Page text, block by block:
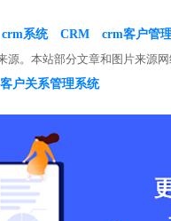
crm系统 CRM
crm客户管
源。本站部分文章和图片来源
客户关系管理系统